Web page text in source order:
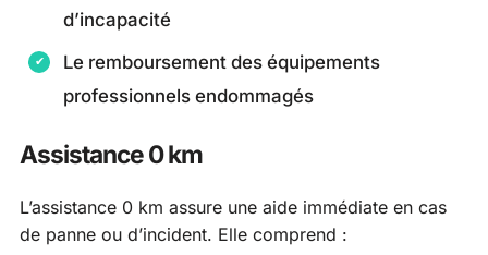
d’incapacité
Le remboursement des équipements
professionnels endommagés
Assistance 0 km
L’assistance 0 km assure une aide immédiate en cas
de panne ou d’incident. Elle comprend :